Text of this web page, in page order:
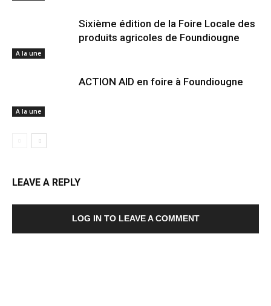
A la une
Sixième édition de la Foire Locale des
produits agricoles de Foundiougne
A la une
ACTION AID en foire à Foundiougne
LEAVE A REPLY
LOG IN TO LEAVE A COMMENT